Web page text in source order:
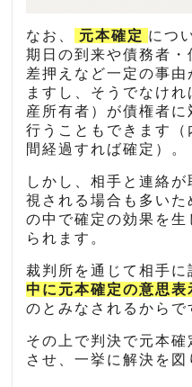
なお、 元本確定 につ
期日の到来や債務者
差押えなど一定の事
ますし、そうでなけ
産所有者）が債権者
行うこともできます
間経過すれば確定）。
しかし、相手と連絡
視される場合も多いた
の中で確定の効果を生
られます。
裁判所を通じて相手に
中に元本確定の意思表
のとみなされるからで
その上で判決で元本
させ、一挙に解決を図